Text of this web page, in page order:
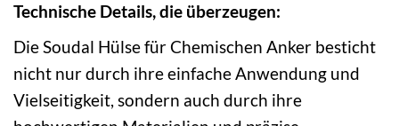
Technische Details, die überzeugen:
Die Soudal Hülse für Chemischen Anker besticht
nicht nur durch ihre einfache Anwendung und
Vielseitigkeit, sondern auch durch ihre